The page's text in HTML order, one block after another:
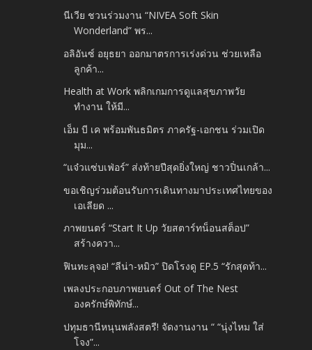
นีเวีย ชวนร่วมงาน “NIVEA Soft Skin
Wonderland” พร...
อลิอันซ์ อยุธยา ออกมาตรการเร่งด่วน ช่วยเหลือ
ลูกค้า...
Health at Work พลิกเกมการดูแลสุขภาพวัย
ทำงาน ให้มี...
เอ็ม บี เค พร้อมพันธมิตร ภาครัฐ-เอกชน ร่วมเปิด
มุม...
“แจ๋วแซ่บเฟ่อร์” ส่งท้ายปีสุดยิ่งใหญ่ ชาวปิ่นเกล้า...
ขอเชิญร่วมต้อนรับการเดินทางมาประเทศไทยของ
เอเลียด ...
ภาพยนตร์ “Start It Up วัยสตาร์ทน็อนสต็อป”
สร้างควา...
ฟินทะลุจอ! “ลีน่า-หมิว” ปิดโรงดู EP.5 “รักสุดท้า...
เพลงประกอบภาพยนตร์ Out of The Nest
องครักษ์พิทักษ์...
ปทุมธานีหนุนพลังสตรี! จัดงานงาน “ “นุ่งไหม ใส่
โจง”...